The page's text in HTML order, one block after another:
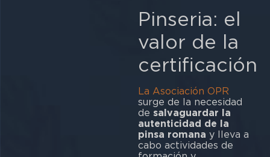
Pinseria: el
valor de la
certificación
La Asociación OPR
surge de la necesidad
de salvaguardar la
autenticidad de la
pinsa romana y lleva a
cabo actividades de